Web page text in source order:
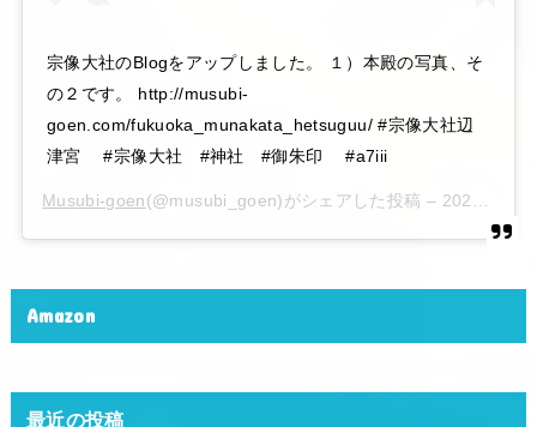
宗像大社のBlogをアップしました。 １）本殿の写真、そ
の２です。 http://musubi-
goen.com/fukuoka_munakata_hetsuguu/ #宗像大社辺
津宮 #宗像大社 #神社 #御朱印 #a7iii
Musubi-goen(@musubi_goen)がシェアした投稿 – 2020年 6月月6日午後10時15分PDT
Amazon
最近の投稿